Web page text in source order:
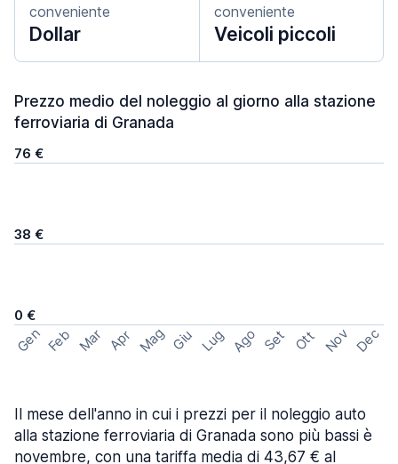
conveniente
Dollar
conveniente
Veicoli piccoli
Prezzo medio del noleggio al giorno alla stazione
ferroviaria di Granada
76 €
38 €
0 €
Gen Feb Mar Apr Mag Giu Lug Ago Set Ott Nov Dec
Il mese dell'anno in cui i prezzi per il noleggio auto
alla stazione ferroviaria di Granada sono più bassi è
novembre, con una tariffa media di 43,67 € al